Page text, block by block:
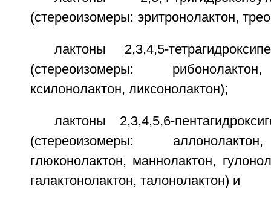
(стереоизомеры: эритронолактон,
лактоны 2,3,4,5-
(стереоизомеры:
ксилонолактон, ликсонолактон);
лактоны 2,3,4,5,6-
(стереоизомеры:
глюконолактон, маннолактон,
галактонолактон, талонолактон) и